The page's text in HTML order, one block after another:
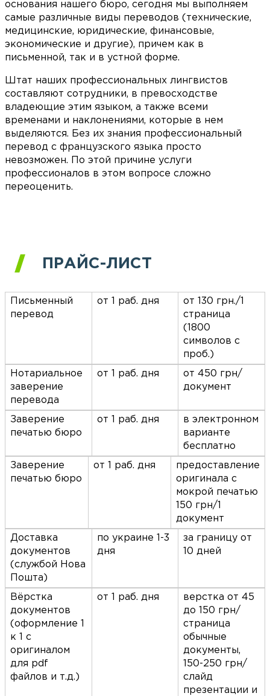
основания нашего бюро, сегодня мы выполняем
самые различные виды переводов (технические,
медицинские, юридические, финансовые,
экономические и другие), причем как в
письменной, так и в устной форме.
Штат наших профессиональных лингвистов
составляют сотрудники, в превосходстве
владеющие этим языком, а также всеми
временами и наклонениями, которые в нем
выделяются. Без их знания профессиональный
перевод с французского языка просто
невозможен. По этой причине услуги
профессионалов в этом вопросе сложно
переоценить.
ПРАЙС-ЛИСТ
Письменный
перевод
от 1 раб. дня
от 130 грн./1
страница
(1800
символов с
проб.)
Нотариальное
заверение
перевода
от 1 раб. дня
от 450 грн/
документ
Заверение
печатью бюро
от 1 раб. дня
в электронном
варианте
бесплатно
Заверение
печатью бюро
от 1 раб. дня
предоставление
оригинала с
мокрой печатью
150 грн/1
документ
Доставка
документов
(службой Нова
Пошта)
по украине 1-3
дня
за границу от
10 дней
Вёрстка
документов
(оформление 1
к 1 с
оригиналом
для pdf
файлов и т.д.)
от 1 раб. дня
верстка от 45
до 150 грн/
страница
обычные
документы,
150-250 грн/
слайд
презентации и